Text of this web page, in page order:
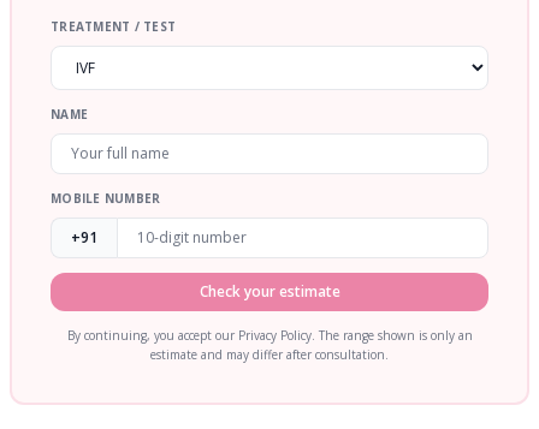
TREATMENT / TEST
NAME
MOBILE NUMBER
+91
Check your estimate
By continuing, you accept our Privacy Policy. The range shown is only an
estimate and may differ after consultation.